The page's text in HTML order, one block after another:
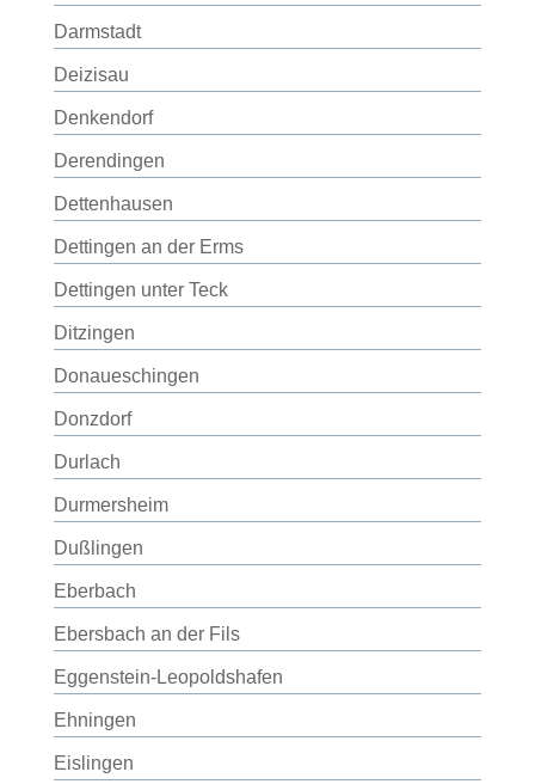
Darmstadt
Deizisau
Denkendorf
Derendingen
Dettenhausen
Dettingen an der Erms
Dettingen unter Teck
Ditzingen
Donaueschingen
Donzdorf
Durlach
Durmersheim
Dußlingen
Eberbach
Ebersbach an der Fils
Eggenstein-Leopoldshafen
Ehningen
Eislingen